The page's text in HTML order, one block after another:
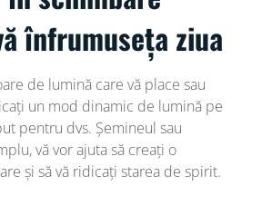
înfrumuseța ziua
de lumină care vă place sau
un mod dinamic de lumină pe
pentru dvs. Șemineul sau
vă vor ajuta să creați o
și să vă ridicați starea de spirit.